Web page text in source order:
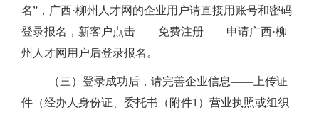
名”，广西·柳州人才网的企业用户请直接用账号和密码
登录报名，新客户点击——免费注册——申请广西·柳
州人才网用户后登录报名。
（三）登录成功后，请完善企业信息——上传证
件（经办人身份证、委托书（附件1 ）营业执照或组织